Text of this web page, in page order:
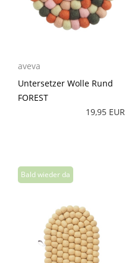
aveva
Untersetzer Wolle Rund
FOREST
19,95 EUR